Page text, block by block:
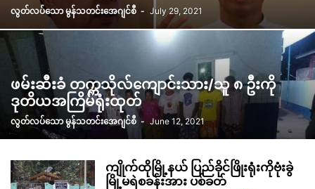
လွတ်လပ်သော မွန်သတင်းအေဂျင်စီ - July 29, 2021
ဖမ်းဆီးခံ တက္ကသိုလ်ကျောင်းသား/သူ ၈ ဦးကို
ဒုတိယအကြိမ်ရုံးထုတ်
လွတ်လပ်သော မွန်သတင်းအေဂျင်စီ - June 12, 2021
ကျိုက်ထိုမြို့နယ် ပြည်ခိုင်ဖြိုးရုံးကိုဗုံးခွဲ
မြို့မရဲစခန်းအား ပစ်ခတ်